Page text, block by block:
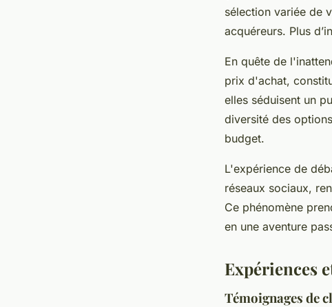
sélection variée de
acquéreurs. Plus
En quête de
prix d'achat,
elles séduisent un
diversité des
budget.
L'expérience de
réseaux sociaux,
Ce phénomène
en une aventure
Expériences
Témoignages de